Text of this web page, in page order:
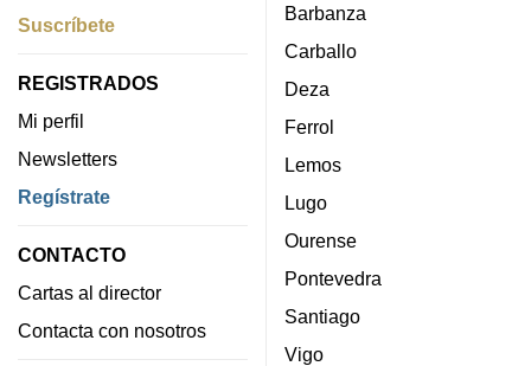
Suscríbete
REGISTRADOS
Mi perfil
Newsletters
Regístrate
CONTACTO
Cartas al director
Contacta con nosotros
Barbanza
Carballo
Deza
Ferrol
Lemos
Lugo
Ourense
Pontevedra
Santiago
Vigo